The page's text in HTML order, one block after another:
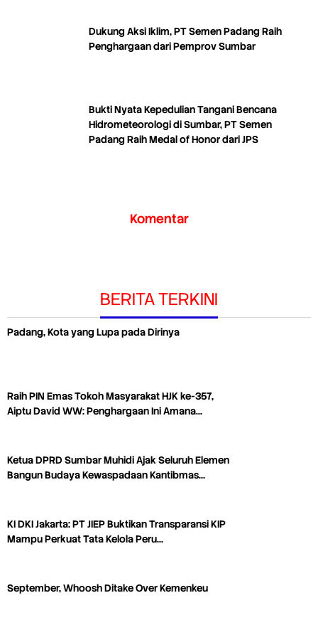
Dukung Aksi Iklim, PT Semen Padang Raih
Penghargaan dari Pemprov Sumbar
Bukti Nyata Kepedulian Tangani Bencana
Hidrometeorologi di Sumbar, PT Semen
Padang Raih Medal of Honor dari JPS
Komentar
BERITA TERKINI
Padang, Kota yang Lupa pada Dirinya
Raih PIN Emas Tokoh Masyarakat HJK ke-357,
Aiptu David WW: Penghargaan Ini Amana…
Ketua DPRD Sumbar Muhidi Ajak Seluruh Elemen
Bangun Budaya Kewaspadaan Kantibmas…
KI DKI Jakarta: PT JIEP Buktikan Transparansi KIP
Mampu Perkuat Tata Kelola Peru…
September, Whoosh Ditake Over Kemenkeu